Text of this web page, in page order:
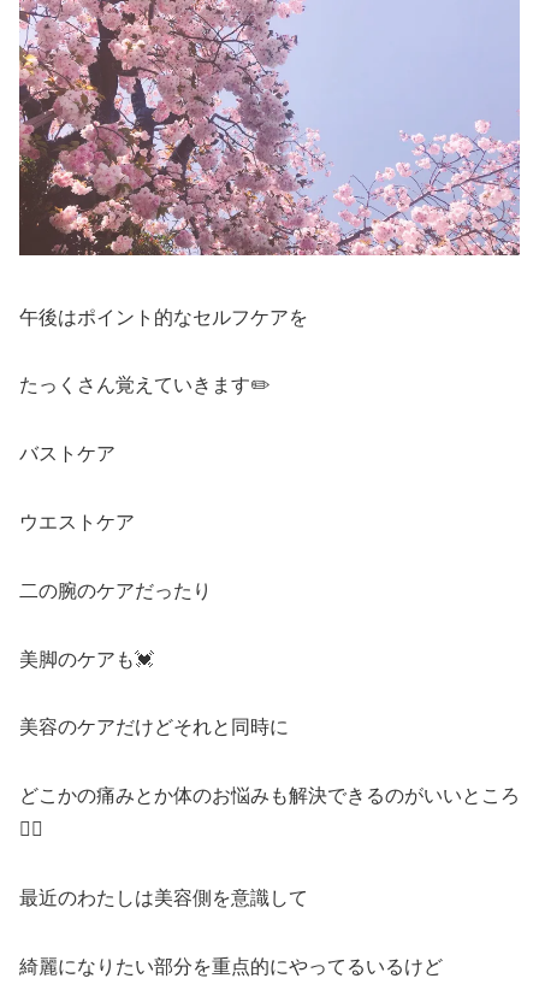
午後はポイント的なセルフケアを
たっくさん覚えていきます✏️
バストケア
ウエストケア
二の腕のケアだったり
美脚のケアも💓
美容のケアだけどそれと同時に
どこかの痛みとか体のお悩みも解決できるのがいいところ
🙆‍♀️
最近のわたしは美容側を意識して
綺麗になりたい部分を重点的にやってるいるけど